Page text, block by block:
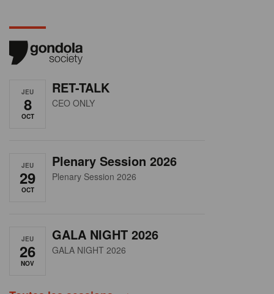
JEU
8
OCT
RET-TALK
CEO ONLY
JEU
29
OCT
Plenary Session 2026
Plenary Session 2026
JEU
26
NOV
GALA NIGHT 2026
GALA NIGHT 2026